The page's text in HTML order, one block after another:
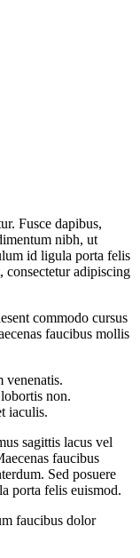
Fusce dapibus,
nibh, ut
id ligula porta felis
consectetur adipiscing
commodo cursus
faucibus mollis
venenatis.
non.
iaculis.
sagittis lacus vel
faucibus
Sed posuere
porta felis euismod.
faucibus dolor